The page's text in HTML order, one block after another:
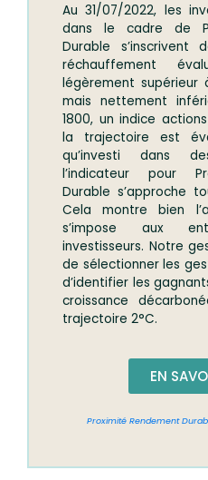
Au 31/07/2022, les
dans le cadre de
Durable s’inscrivent
réchauffement
légèrement
mais nettement
1800, un indice
la trajectoire est
qu’investi dans
l’indicateur pour
Durable s’approche
Cela montre bien
s’impose aux
investisseurs. Notre
de sélectionner les
d’identifier les
croissance
trajectoire 2°C.
EN
Proximité Rendement